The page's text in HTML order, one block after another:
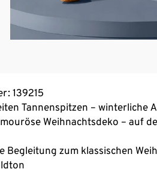
139215
Tannenspitzen – winterliche
Weihnachtsdeko – auf
Begleitung zum klassischen